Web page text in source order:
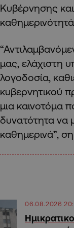
Κυβέρνησης
μας, ελάχιστη
λογοδοσία,
κυβερνητικού
μια καινοτόμα
δυνατότητα να
καθημερινά”,
06.08.2026